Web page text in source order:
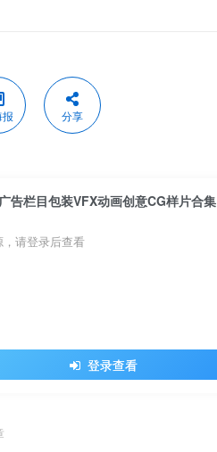
分享
告栏目包装VFX动画创意CG样片合集
请登录后查看
登录查看